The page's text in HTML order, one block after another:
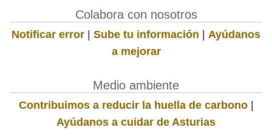
Colabora con nosotros
Notificar error | Sube tu información | Ayúdanos
a mejorar
Medio ambiente
Contribuimos a reducir la huella de carbono|
Ayúdanos a cuidar de Asturias